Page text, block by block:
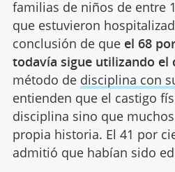
familias de niños de entre
que estuvieron
conclusión de que el 68
todavía sigue utilizando el
método de disciplina con
entienden que el castigo
disciplina sino que
propia historia. El 41 por
admitió que habían sido